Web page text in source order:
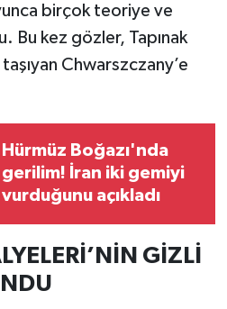
birçok teoriye ve
Bu kez gözler, Tapınak
Chwarszczany’e
Hürmüz Boğazı'nda
gerilim! İran iki gemiyi
vurduğunu açıkladı
GİZLİ